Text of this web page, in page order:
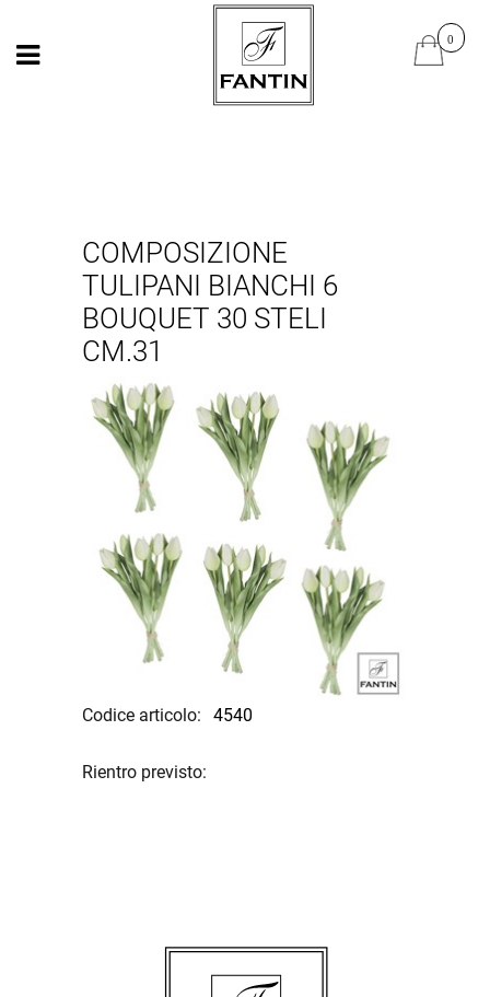
Open Open
COMPOSIZIONE
TULIPANI BIANCHI 6
BOUQUET 30 STELI
CM.31
Codice articolo: 4540
Rientro previsto: